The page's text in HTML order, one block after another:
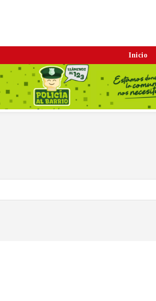
Inicio